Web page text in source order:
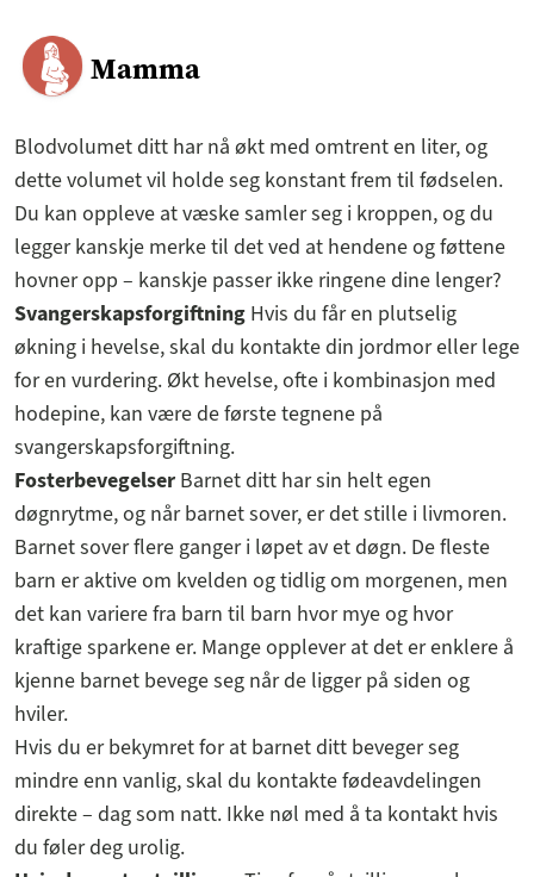
Mamma
Blodvolumet ditt har nå økt med omtrent en liter, og
dette volumet vil holde seg konstant frem til fødselen.
Du kan oppleve at væske samler seg i kroppen, og du
legger kanskje merke til det ved at hendene og føttene
hovner opp – kanskje passer ikke ringene dine lenger?
Svangerskapsforgiftning Hvis du får en plutselig
økning i hevelse, skal du kontakte din jordmor eller lege
for en vurdering. Økt hevelse, ofte i kombinasjon med
hodepine, kan være de første tegnene på
svangerskapsforgiftning.
Fosterbevegelser Barnet ditt har sin helt egen
døgnrytme, og når barnet sover, er det stille i livmoren.
Barnet sover flere ganger i løpet av et døgn. De fleste
barn er aktive om kvelden og tidlig om morgenen, men
det kan variere fra barn til barn hvor mye og hvor
kraftige sparkene er. Mange opplever at det er enklere å
kjenne barnet bevege seg når de ligger på siden og
hviler.
Hvis du er bekymret for at barnet ditt beveger seg
mindre enn vanlig, skal du kontakte fødeavdelingen
direkte – dag som natt. Ikke nøl med å ta kontakt hvis
du føler deg urolig.